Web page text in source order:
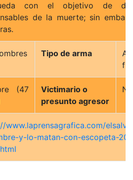
con el objetivo de
de la muerte; sin
Tipo de arma
(47
Victimario o
presunto agresor
N/
www.laprensagrafica.com/
y-lo-matan-con-escopeta-